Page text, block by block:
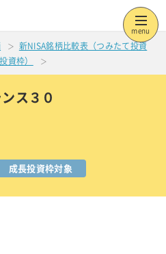
menu
新NISA銘柄比較表（つみたて投資
資枠）
ス３０
成長投資枠対象